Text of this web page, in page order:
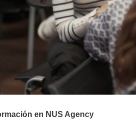
en NUS Agency